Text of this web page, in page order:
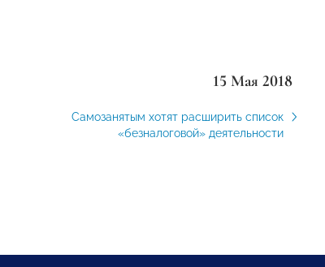
15 Мая 2018
Самозанятым хотят расширить список
«безналоговой» деятельности